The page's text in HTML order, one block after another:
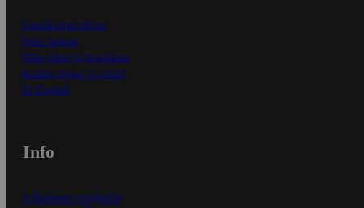
Ensitilaajan ohjeet
Näin maksat
Näin tilaat ja muokkaat
Kaikki ohjeet ja vinkit
In English
Info
S-Business yrityksille